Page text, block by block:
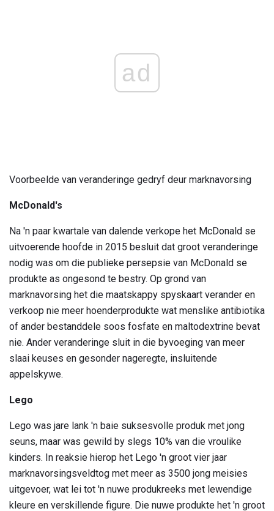
ad
Voorbeelde van veranderinge gedryf deur marknavorsing
McDonald's
Na 'n paar kwartale van dalende verkope het McDonald se
uitvoerende hoofde in 2015 besluit dat groot veranderinge
nodig was om die publieke persepsie van McDonald se
produkte as ongesond te bestry. Op grond van
marknavorsing het die maatskappy spyskaart verander en
verkoop nie meer hoenderprodukte wat menslike antibiotika
of ander bestanddele soos fosfate en maltodextrine bevat
nie. Ander veranderinge sluit in die byvoeging van meer
slaai keuses en gesonder nageregte, insluitende
appelskywe.
Lego
Lego was jare lank 'n baie suksesvolle produk met jong
seuns, maar was gewild by slegs 10% van die vroulike
kinders. In reaksie hierop het Lego 'n groot vier jaar
marknavorsingsveldtog met meer as 3500 jong meisies
uitgevoer, wat lei tot 'n nuwe produkreeks met lewendige
kleure en verskillende figure. Die nuwe produkte het 'n groot